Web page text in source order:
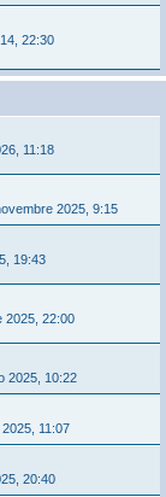
22:30
11:18
2025, 9:15
19:43
2025, 22:00
2025, 10:22
11:07
20:40